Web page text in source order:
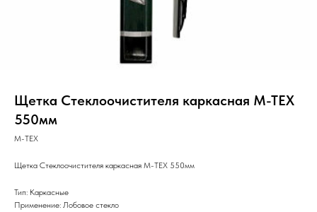
Щетка Стеклоочистителя каркасная M-TEX
550мм
М-ТЕХ
Щетка Стеклоочистителя каркасная M-TEX 550мм
Тип: Каркасные
Применение: Лобовое стекло